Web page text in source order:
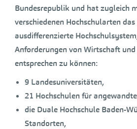
Bundesrepublik und hat zugleich
verschiedenen Hochschularten
ausdifferenzierte
Anforderungen von Wirtschaft
entsprechen zu können:
9 Landesuniversitäten,
21 Hochschulen für
die Duale Hochschule Baden-
Standorten,